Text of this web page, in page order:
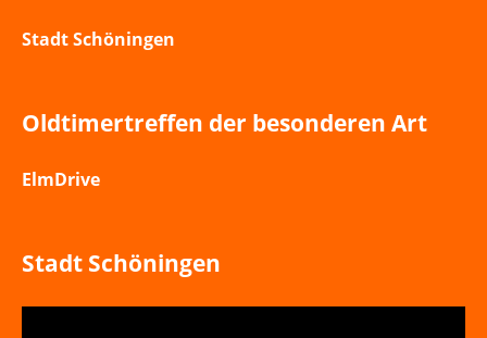
Stadt Schöningen
Oldtimertreffen der besonderen Art
ElmDrive
Stadt Schöningen